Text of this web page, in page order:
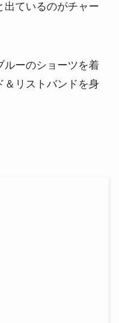
出ているのがチャー
ルーのショーツを着
＆リストバンドを身